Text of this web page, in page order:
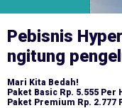
Pebisnis
ngitung
Mari Kita Bedah!
Paket Basic Rp. 5.555 Per
Paket Premium Rp. 2.777